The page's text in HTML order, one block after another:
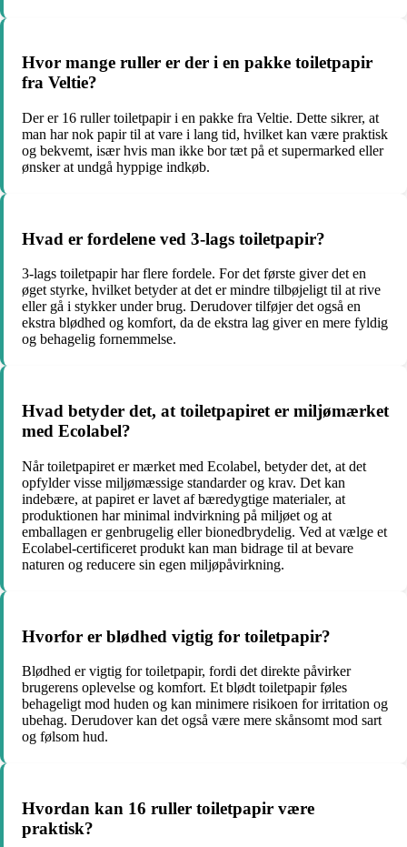
Hvor mange ruller er der i en pakke toiletpapir
fra Veltie?
Der er 16 ruller toiletpapir i en pakke fra Veltie. Dette sikrer, at
man har nok papir til at vare i lang tid, hvilket kan være praktisk
og bekvemt, især hvis man ikke bor tæt på et supermarked eller
ønsker at undgå hyppige indkøb.
Hvad er fordelene ved 3-lags toiletpapir?
3-lags toiletpapir har flere fordele. For det første giver det en
øget styrke, hvilket betyder at det er mindre tilbøjeligt til at rive
eller gå i stykker under brug. Derudover tilføjer det også en
ekstra blødhed og komfort, da de ekstra lag giver en mere fyldig
og behagelig fornemmelse.
Hvad betyder det, at toiletpapiret er miljømærket
med Ecolabel?
Når toiletpapiret er mærket med Ecolabel, betyder det, at det
opfylder visse miljømæssige standarder og krav. Det kan
indebære, at papiret er lavet af bæredygtige materialer, at
produktionen har minimal indvirkning på miljøet og at
emballagen er genbrugelig eller bionedbrydelig. Ved at vælge et
Ecolabel-certificeret produkt kan man bidrage til at bevare
naturen og reducere sin egen miljøpåvirkning.
Hvorfor er blødhed vigtig for toiletpapir?
Blødhed er vigtig for toiletpapir, fordi det direkte påvirker
brugerens oplevelse og komfort. Et blødt toiletpapir føles
behageligt mod huden og kan minimere risikoen for irritation og
ubehag. Derudover kan det også være mere skånsomt mod sart
og følsom hud.
Hvordan kan 16 ruller toiletpapir være
praktisk?